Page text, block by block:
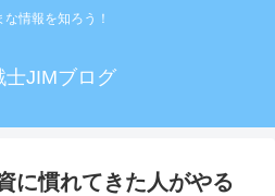
な情報を知ろう！
士JIMブログ
に慣れてきた人がやる